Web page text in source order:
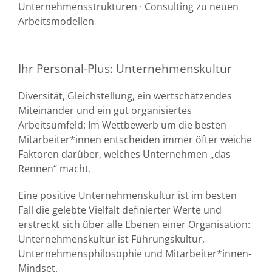
Unternehmensstrukturen · Consulting zu neuen
Arbeitsmodellen
Ihr Personal-Plus: Unternehmenskultur
Diversität, Gleichstellung, ein wertschätzendes
Miteinander und ein gut organisiertes
Arbeitsumfeld: Im Wettbewerb um die besten
Mitarbeiter*innen entscheiden immer öfter weiche
Faktoren darüber, welches Unternehmen „das
Rennen“ macht.
Eine positive Unternehmenskultur ist im besten
Fall die gelebte Vielfalt definierter Werte und
erstreckt sich über alle Ebenen einer Organisation:
Unternehmenskultur ist Führungskultur,
Unternehmensphilosophie und Mitarbeiter*innen-
Mindset.